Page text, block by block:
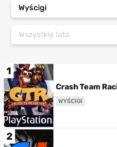
Wyścigi
Wszystkie lata
1
Crash Team
WYŚCIGI
2